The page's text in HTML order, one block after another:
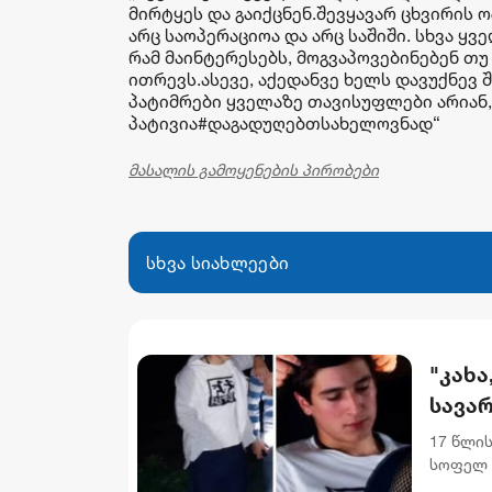
მირტყეს და გაიქცნენ.შევყავარ ცხვირის
არც საოპერაციოა და არც საშიში. სხვა
რამ მაინტერესებს, მოგვაპოვებინებენ
ითრევს.ასევე, აქედანვე ხელს დავუქნევ
პატიმრები ყველაზე თავისუფლები
პატივია#დაგადუღებთსახელოვნად“
მასალის გამოყენების პირობები
სხვა სიახლეები
17
სოფელ